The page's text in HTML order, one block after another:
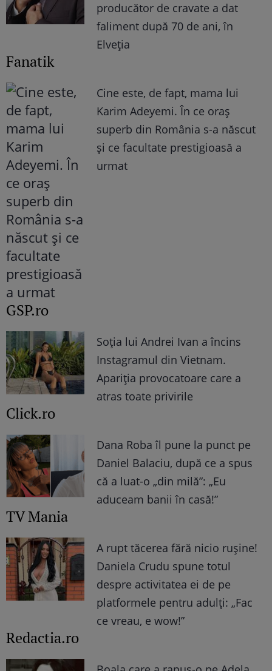
producător de cravate a dat
faliment după 70 de ani, în
Elveția
Fanatik
Cine este, de fapt, mama lui
Karim Adeyemi. În ce oraș
superb din România s-a născut
și ce facultate prestigioasă a
urmat
GSP.ro
Soția lui Andrei Ivan a încins
Instagramul din Vietnam.
Apariția provocatoare care a
atras toate privirile
Click.ro
Dana Roba îl pune la punct pe
Daniel Balaciu, după ce a spus
că a luat-o „din milă”: „Eu
aduceam banii în casă!”
TV Mania
A rupt tăcerea fără nicio rușine!
Daniela Crudu spune totul
despre activitatea ei de pe
platformele pentru adulți: „Fac
ce vreau, e wow!”
Redactia.ro